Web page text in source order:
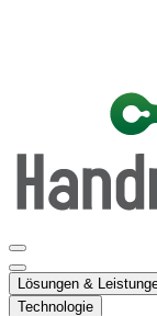
Lösungen &
Technologie